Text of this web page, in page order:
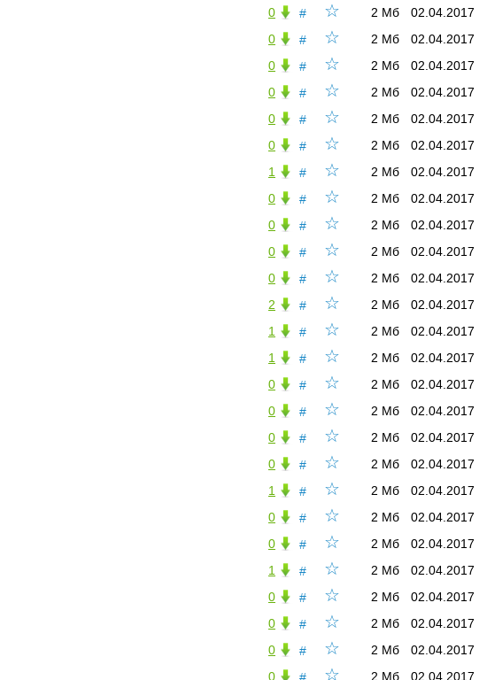
☆
# 02.04.2017
2 Мб
0
☆
# 02.04.2017
2 Мб
0
☆
# 02.04.2017
2 Мб
0
☆
# 02.04.2017
2 Мб
0
☆
# 02.04.2017
2 Мб
0
☆
# 02.04.2017
2 Мб
0
☆
# 02.04.2017
2 Мб
1
☆
# 02.04.2017
2 Мб
0
☆
# 02.04.2017
2 Мб
0
☆
# 02.04.2017
2 Мб
0
☆
# 02.04.2017
2 Мб
0
☆
# 02.04.2017
2 Мб
2
☆
# 02.04.2017
2 Мб
1
☆
# 02.04.2017
2 Мб
1
☆
# 02.04.2017
2 Мб
0
☆
# 02.04.2017
2 Мб
0
☆
# 02.04.2017
2 Мб
0
☆
# 02.04.2017
2 Мб
0
☆
# 02.04.2017
2 Мб
1
☆
# 02.04.2017
2 Мб
0
☆
# 02.04.2017
2 Мб
0
☆
# 02.04.2017
2 Мб
1
☆
# 02.04.2017
2 Мб
0
☆
# 02.04.2017
2 Мб
0
☆
# 02.04.2017
2 Мб
0
☆ 02.04.2017
2 Мб
0